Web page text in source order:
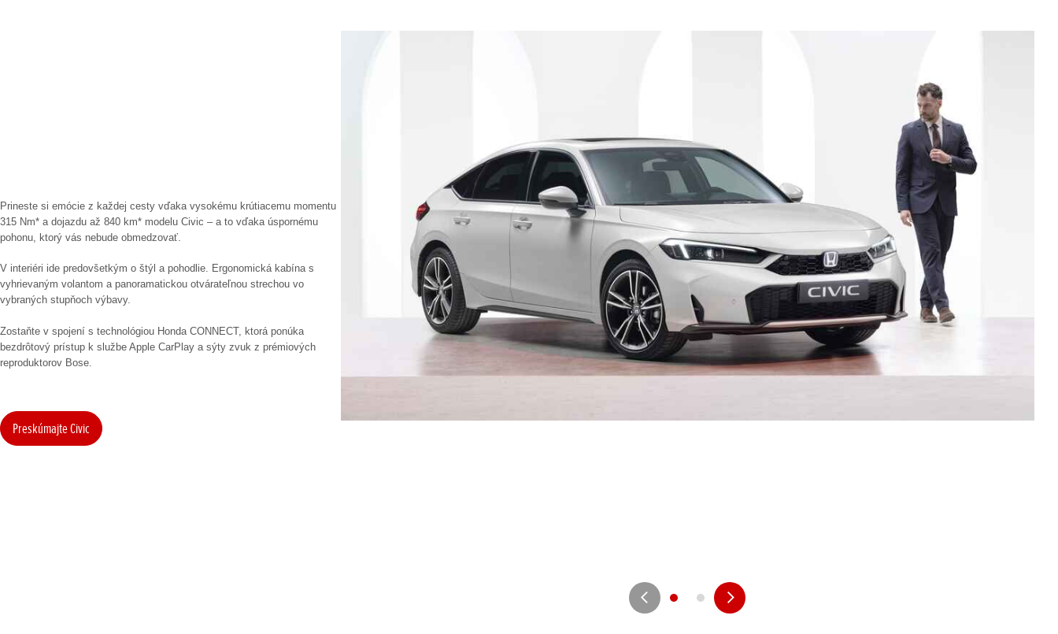
Prineste si emócie z každej cesty vďaka vysokému krútiacemu momentu
315 Nm* a dojazdu až 840 km* modelu Civic – a to vďaka úspornému
pohonu, ktorý vás nebude obmedzovať.
V interiéri ide predovšetkým o štýl a pohodlie. Ergonomická kabína s
vyhrievaným volantom a panoramatickou otvárateľnou strechou vo
vybraných stupňoch výbavy.
Zostaňte v spojení s technológiou Honda CONNECT, ktorá ponúka
bezdrôtový prístup k službe Apple CarPlay a sýty zvuk z prémiových
reproduktorov Bose.
Preskúmajte Civic